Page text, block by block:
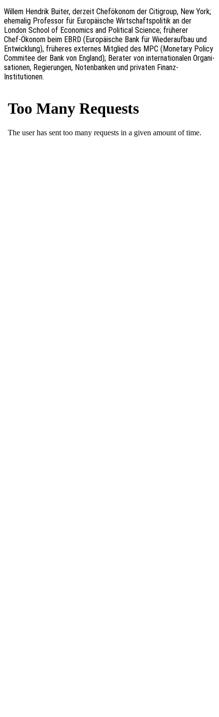
Willem Hendrik Buiter, derzeit Chef­öko­nom der Citigroup, New York;
ehema­lig Profes­sor für Europäische Wirt­schafts­po­li­tik an der
London School of Econo­mics and Poli­ti­cal Science; früherer
Chef‑Ökonom beim EBRD (Europäische Bank für Wieder­auf­bau und
Entwick­lung), früheres exter­nes Mitglied des MPC (Mone­ta­ry Policy
Commi­tee der Bank von England); Bera­ter von inter­na­tio­na­len Orga­ni­
sa­tio­nen, Regie­run­gen, Noten­ban­ken und priva­ten Finanz-
Institutionen.